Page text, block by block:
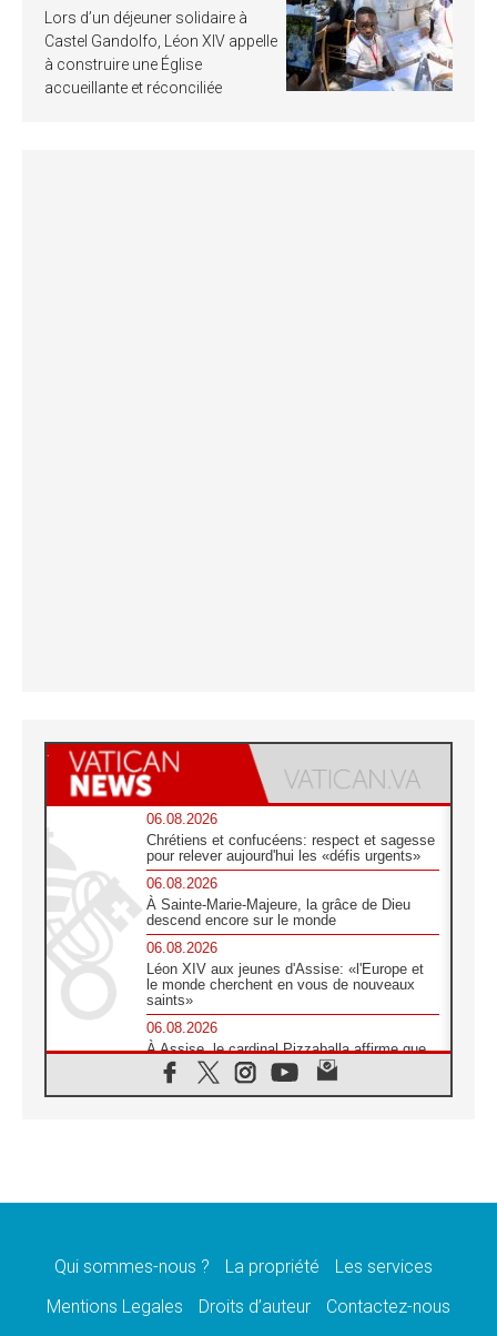
Lors d’un déjeuner solidaire à
Castel Gandolfo, Léon XIV appelle
à construire une Église
accueillante et réconciliée
06.08.2026
Chrétiens et confucéens: respect et sagesse
pour relever aujourd'hui les «défis urgents»
06.08.2026
À Sainte-Marie-Majeure, la grâce de Dieu
descend encore sur le monde
06.08.2026
Léon XIV aux jeunes d'Assise: «l'Europe et
le monde cherchent en vous de nouveaux
saints»
06.08.2026
À Assise, le cardinal Pizzaballa affirme que
«les chrétiens veulent la paix»
06.08.2026
message de paix et de dignité humaine»
«La visite du Pape en Uruguay renforcera
l'espérance» affirme Mgr Tróccoli
Qui sommes-nous ? La propriété
Les services
Mentions Legales
Droits d’auteur Contactez-nous